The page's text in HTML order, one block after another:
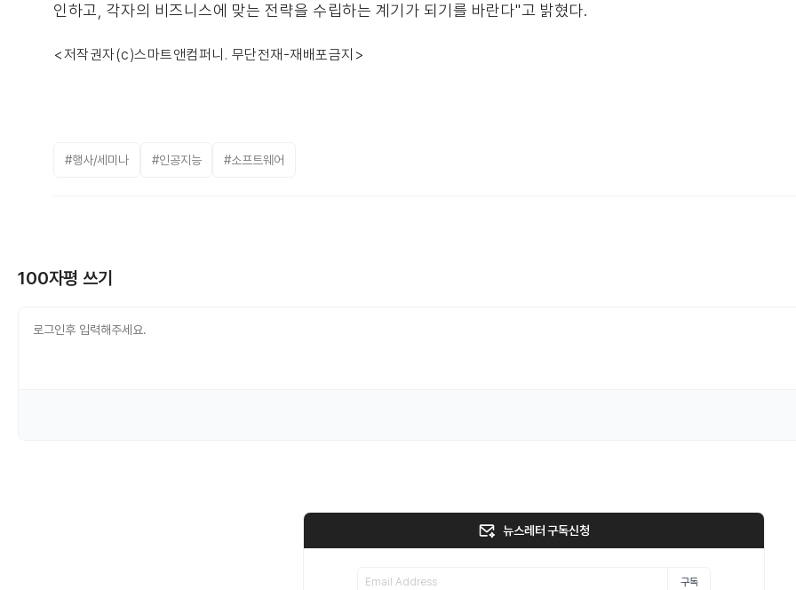
인하고, 각자의 비즈니스에 맞는 전략을 수립하는 계기가 되기를 바란다"고 밝혔다.
<저작권자(c)스마트앤컴퍼니. 무단전재-재배포금지>
#행사/세미나 #인공지능 #소프트웨어
100자평 쓰기
뉴스레터 구독신청
구독